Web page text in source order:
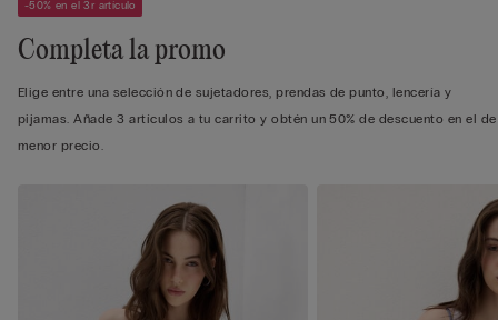
-50% en el 3r artículo
Completa la promo
Elige entre una selección de sujetadores, prendas de punto, lencería y
pijamas. Añade 3 artículos a tu carrito y obtén un 50% de descuento en el de
menor precio.